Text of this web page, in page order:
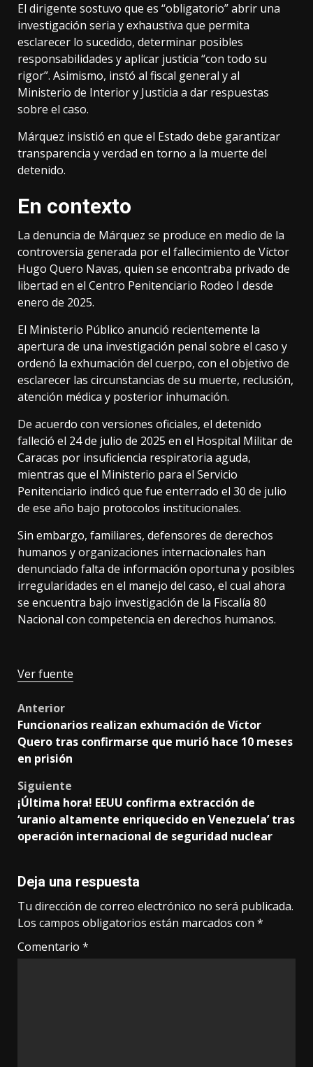
El dirigente sostuvo que es “obligatorio” abrir una
investigación seria y exhaustiva que permita
esclarecer lo sucedido, determinar posibles
responsabilidades y aplicar justicia “con todo su
rigor”. Asimismo, instó al fiscal general y al
Ministerio de Interior y Justicia a dar respuestas
sobre el caso.
Márquez insistió en que el Estado debe garantizar
transparencia y verdad en torno a la muerte del
detenido.
En contexto
La denuncia de Márquez se produce en medio de la
controversia generada por el fallecimiento de Víctor
Hugo Quero Navas, quien se encontraba privado de
libertad en el Centro Penitenciario Rodeo I desde
enero de 2025.
El Ministerio Público anunció recientemente la
apertura de una investigación penal sobre el caso y
ordenó la exhumación del cuerpo, con el objetivo de
esclarecer las circunstancias de su muerte, reclusión,
atención médica y posterior inhumación.
De acuerdo con versiones oficiales, el detenido
falleció el 24 de julio de 2025 en el Hospital Militar de
Caracas por insuficiencia respiratoria aguda,
mientras que el Ministerio para el Servicio
Penitenciario indicó que fue enterrado el 30 de julio
de ese año bajo protocolos institucionales.
Sin embargo, familiares, defensores de derechos
humanos y organizaciones internacionales han
denunciado falta de información oportuna y posibles
irregularidades en el manejo del caso, el cual ahora
se encuentra bajo investigación de la Fiscalía 80
Nacional con competencia en derechos humanos.
Ver fuente
Post
navigation
Anterior
Funcionarios realizan exhumación de Víctor
Quero tras confirmarse que murió hace 10 meses
en prisión
Siguiente
¡Última hora! EEUU confirma extracción de
‘uranio altamente enriquecido en Venezuela’ tras
operación internacional de seguridad nuclear
Deja una respuesta
Tu dirección de correo electrónico no será publicada.
Los campos obligatorios están marcados con *
Comentario *